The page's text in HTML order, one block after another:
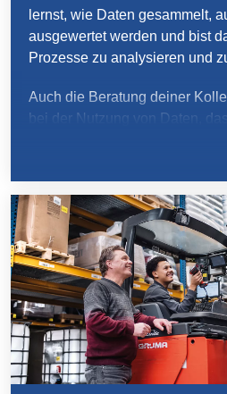
lernst, wie Daten gesammelt,
ausgewertet werden und bist
Prozesse zu analysieren und
Auch die Beratung deiner
bei der Nutzung von Daten,
Verbesserungspotenzialen
Lösen von Problemen in
wichtiger Teil deiner